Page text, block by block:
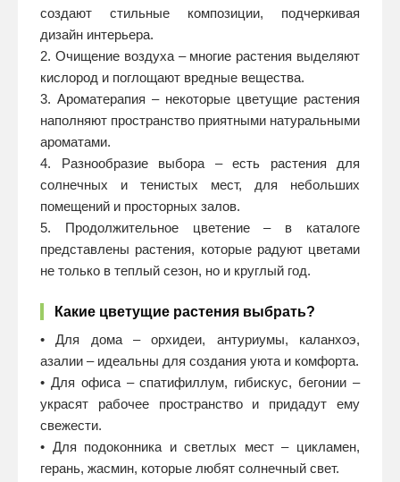
создают стильные композиции, подчеркивая
дизайн интерьера.
2. Очищение воздуха – многие растения выделяют
кислород и поглощают вредные вещества.
3. Ароматерапия – некоторые цветущие растения
наполняют пространство приятными натуральными
ароматами.
4. Разнообразие выбора – есть растения для
солнечных и тенистых мест, для небольших
помещений и просторных залов.
5. Продолжительное цветение – в каталоге
представлены растения, которые радуют цветами
не только в теплый сезон, но и круглый год.
Какие цветущие растения выбрать?
• Для дома – орхидеи, антуриумы, каланхоэ,
азалии – идеальны для создания уюта и комфорта.
• Для офиса – спатифиллум, гибискус, бегонии –
украсят рабочее пространство и придадут ему
свежести.
• Для подоконника и светлых мест – цикламен,
герань, жасмин, которые любят солнечный свет.